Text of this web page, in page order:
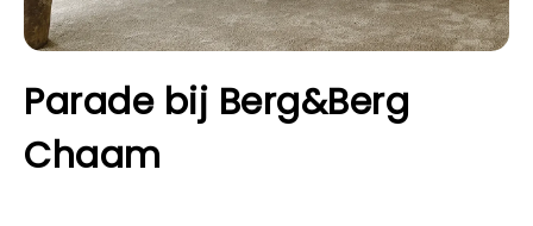
Parade bij Berg&Berg
Chaam